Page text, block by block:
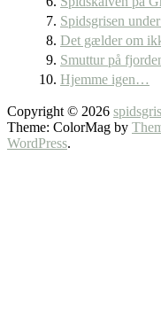
Spidsgrisen
Det gælder om
Smuttur på
Hjemme igen…
Copyright © 2026
Theme: ColorMag by
WordPress.